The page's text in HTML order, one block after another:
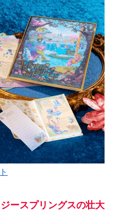
ースプリングスの壮大